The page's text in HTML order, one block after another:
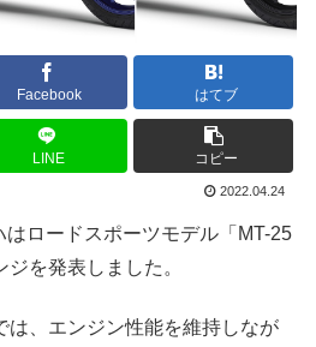
Facebook はてブ
LINE コピー
2022.04.24
ロードスポーツモデル「MT-25
を発表しました。
は、エンジン性能を維持しなが